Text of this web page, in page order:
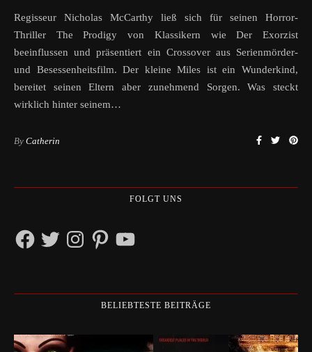
Regisseur Nicholas McCarthy ließ sich für seinen Horror-
Thriller The Prodigy von Klassikern wie Der Exorzist
beeinflussen und präsentiert ein Crossover aus Serienmörder-
und Besessenheitsfilm. Der kleine Miles ist ein Wunderkind,
bereitet seinen Eltern aber zunehmend Sorgen. Was steckt
wirklich hinter seinem…
By Catherin
FOLGT UNS
FacebookTwitterInstagramPinterestYouTube
BELIEBTESTE BEITRÄGE